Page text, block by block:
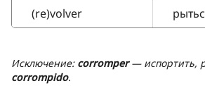
(re)volver
Исключение: corromper— испортить,
corrompido.